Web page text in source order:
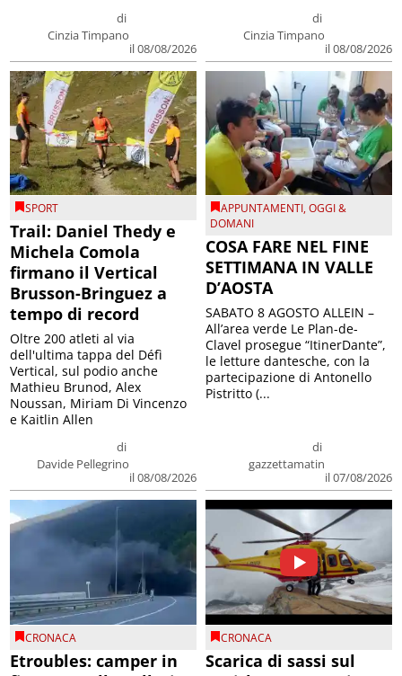
di
Cinzia Timpano
il 08/08/2026
di
Cinzia Timpano
il 08/08/2026
SPORT
Trail: Daniel Thedy e
Michela Comola
firmano il Vertical
Brusson-Bringuez a
tempo di record
di
Davide Pellegrino
il 08/08/2026
Oltre 200 atleti al via
dell'ultima tappa del Défì
Vertical, sul podio anche
Mathieu Brunod, Alex
Noussan, Miriam Di Vincenzo
e Kaitlin Allen
APPUNTAMENTI,OGGI &
DOMANI
COSA FARE NEL FINE
SETTIMANA IN VALLE
D’AOSTA
di
gazzettamatin
il 07/08/2026
SABATO 8 AGOSTO ALLEIN –
All’area verde Le Plan-de-
Clavel prosegue “ItinerDante”,
le letture dantesche, con la
partecipazione di Antonello
Pistritto (...
CRONACA
Etroubles: camper in
CRONACA
Scarica di sassi sul